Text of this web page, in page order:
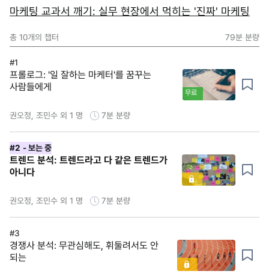
마케팅 교과서 깨기: 실무 현장에서 먹히는 '진짜' 마케팅
총 10개의 챕터 79분 분량
#1
프롤로그: '일 잘하는 마케터'를 꿈꾸는
사람들에게
무료
권오정, 조민수 외 1 명 7분 분량
#2 - 보는 중
트렌드 분석: 트렌드라고 다 같은 트렌드가
아니다
권오정, 조민수 외 1 명 7분 분량
#3
경쟁사 분석: 무관심해도, 휘둘려서도 안
되는